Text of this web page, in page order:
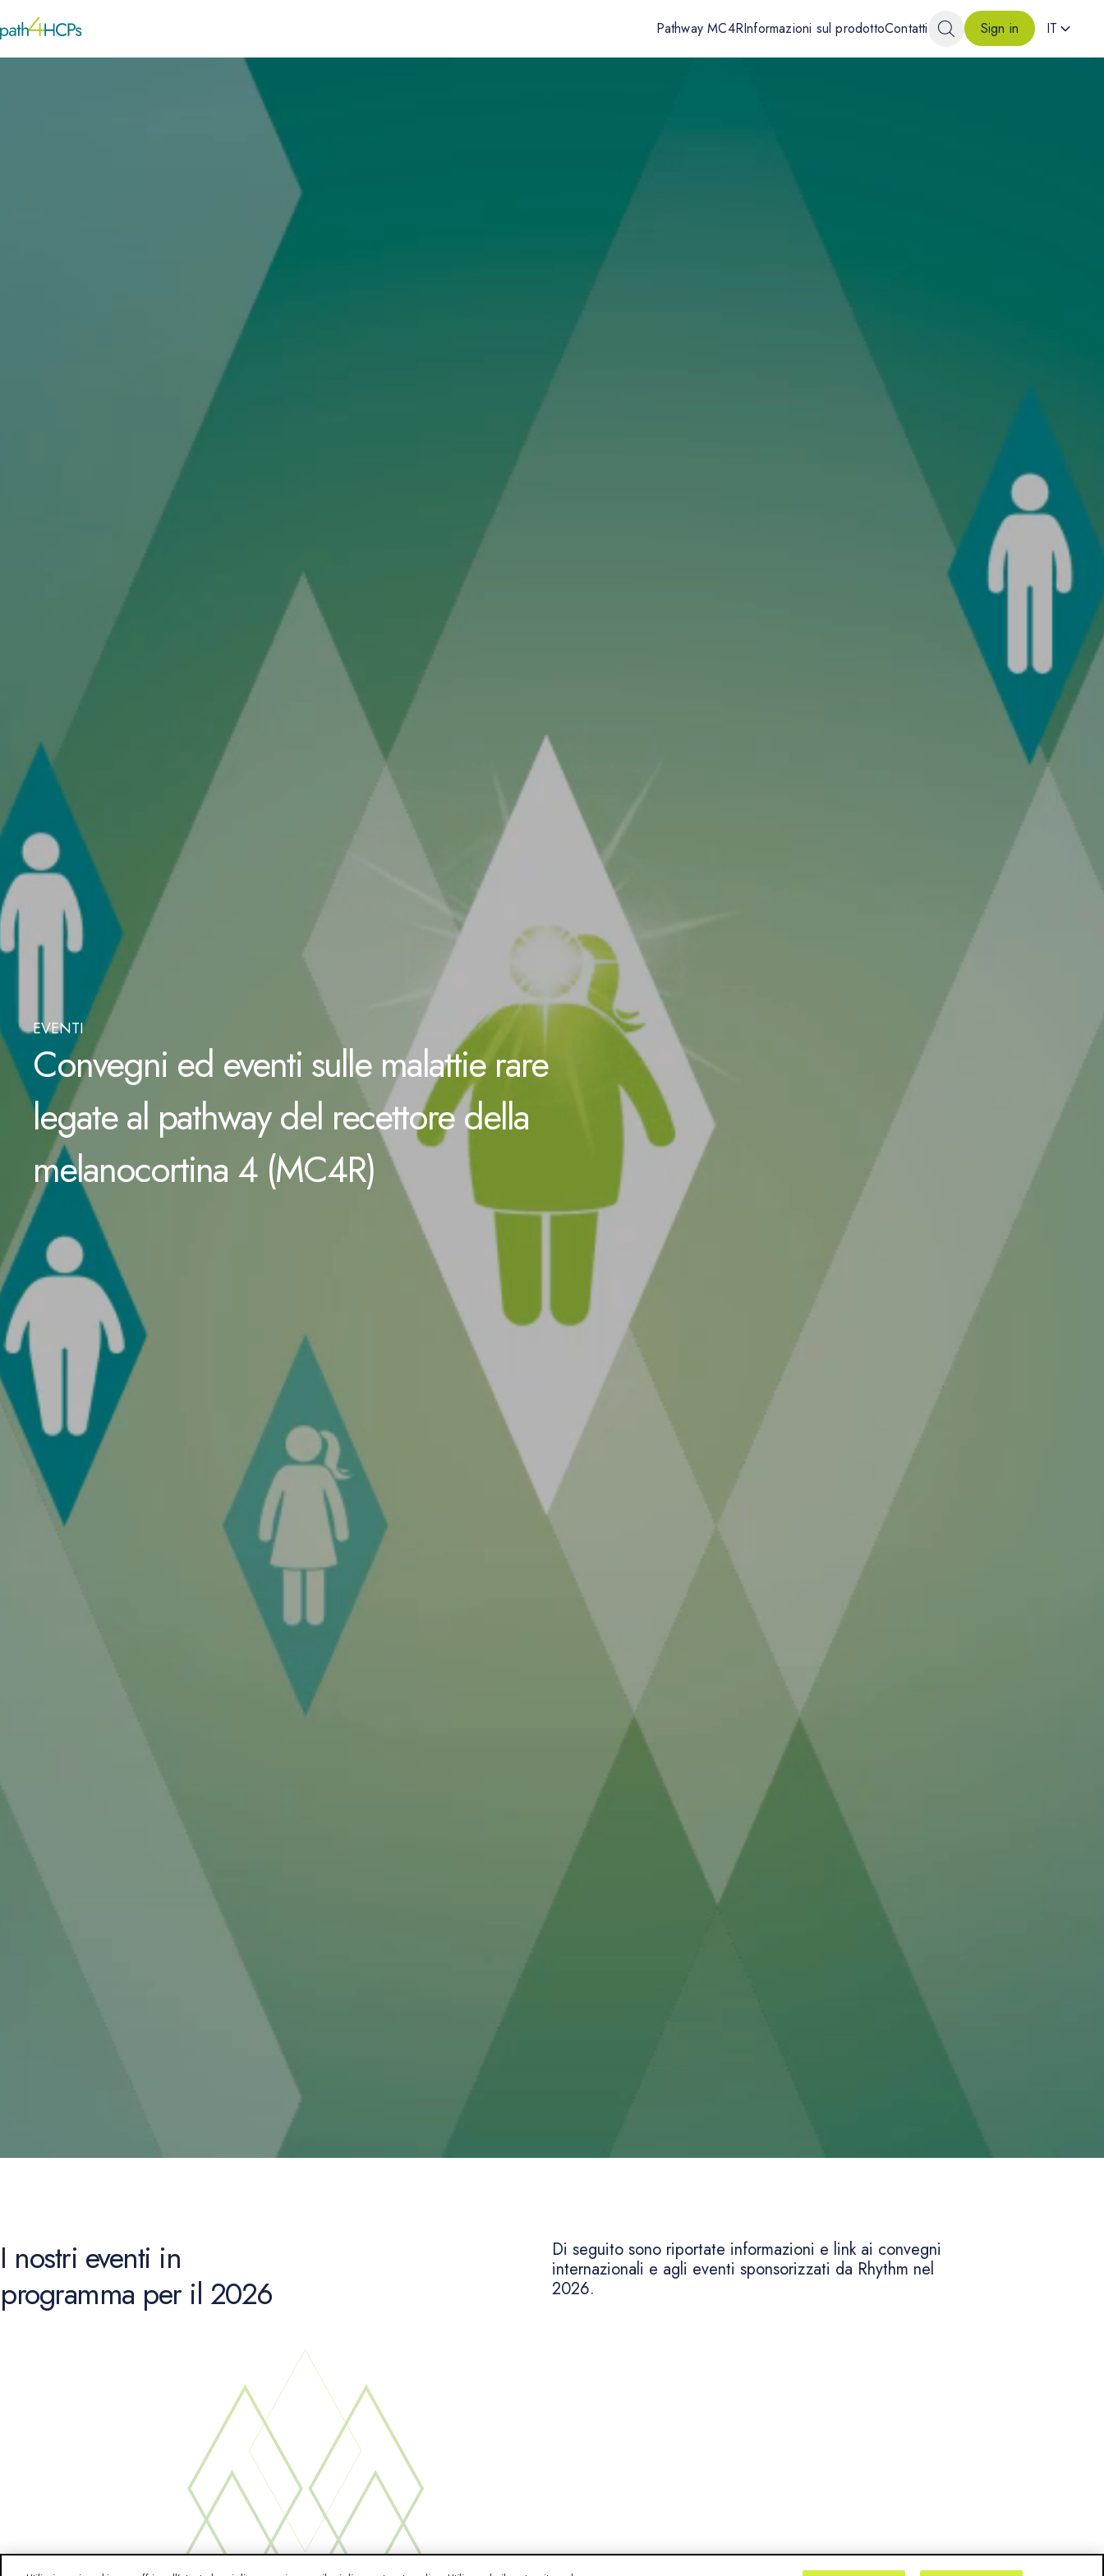
Pathway MC4RInformazioni sul prodottoContatti Sign in IT
EVENTI
Convegni ed eventi sulle malattie rare
legate al pathway del recettore della
melanocortina 4 (MC4R)
I nostri eventi in
programma per il 2026
Di seguito sono riportate informazioni e link ai convegni
internazionali e agli eventi sponsorizzati da Rhythm nel
2026.